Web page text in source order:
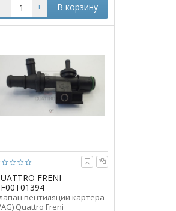
- + В корзину
FRENI
вентиляции картера
Quattro Freni